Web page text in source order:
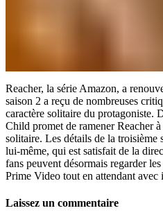
Reacher, la série Amazon, a
saison 2 a reçu de nombreuses
caractère solitaire du protagoniste.
Child promet de ramener Reacher
solitaire. Les détails de la troisième
lui-même, qui est satisfait de la
fans peuvent désormais regarder
Prime Video tout en attendant avec
Laissez un commentaire